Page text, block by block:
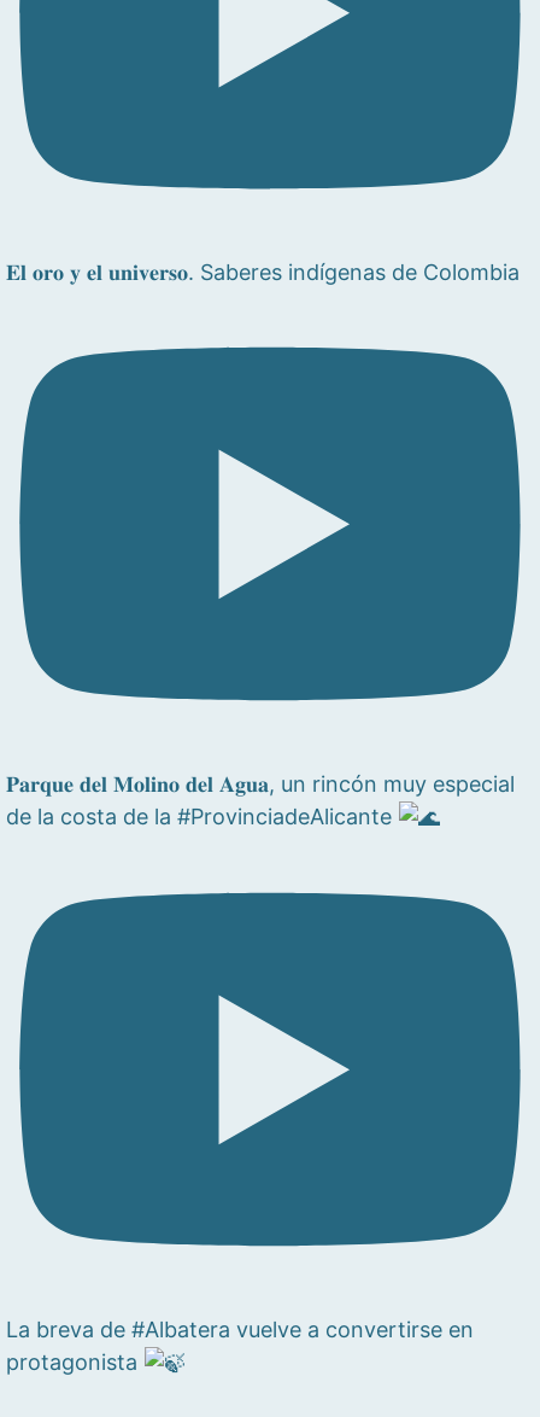
𝐄𝐥 𝐨𝐫𝐨 𝐲 𝐞𝐥 𝐮𝐧𝐢𝐯𝐞𝐫𝐬𝐨. Saberes indígenas de Colombia
𝐏𝐚𝐫𝐪𝐮𝐞 𝐝𝐞𝐥 𝐌𝐨𝐥𝐢𝐧𝐨 𝐝𝐞𝐥 𝐀𝐠𝐮𝐚, un rincón muy especial
de la costa de la #ProvinciadeAlicante
La breva de #Albatera vuelve a convertirse en
protagonista